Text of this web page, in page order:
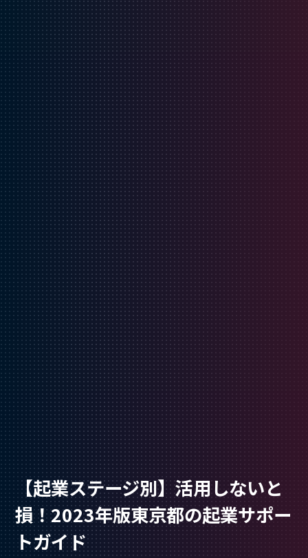
【起業ステージ別】活用しないと
損！2023年版東京都の起業サポー
トガイド